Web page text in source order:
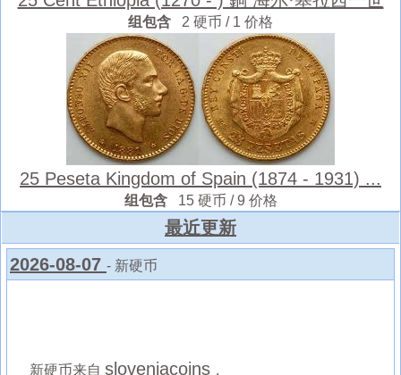
组包含 2 硬币 / 1 价格
25 Peseta Kingdom of Spain (1874 - 1931) ...
组包含 15 硬币 / 9 价格
最近更新
2026-08-07 - 新硬币
新硬币来自 sloveniacoins .